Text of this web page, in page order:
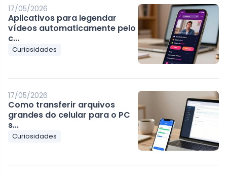
17/05/2026
Aplicativos para legendar
vídeos automaticamente pelo
c...
Curiosidades
17/05/2026
Como transferir arquivos
grandes do celular para o PC
s...
Curiosidades